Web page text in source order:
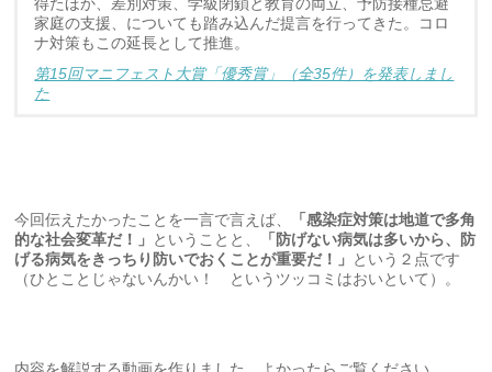
得たほか、差別対策、学級閉鎖と教育の両立、予防接種忌避
家庭の支援、についても踏み込んだ提言を行ってきた。コロ
ナ対策もこの延長として推進。
第15回マニフェスト大賞「優秀賞」（全35件）を発表しまし
た
今回伝えたかったことを一言で言えば、
「感染症対策は地道で多角
的な社会変革だ！」 ということと、
「防げない病気は多いから、防
げる病気をきっちり防いでおくことが重要だ！」 という２点です
（ひとことじゃないんかい！ というツッコミはおいといて）。